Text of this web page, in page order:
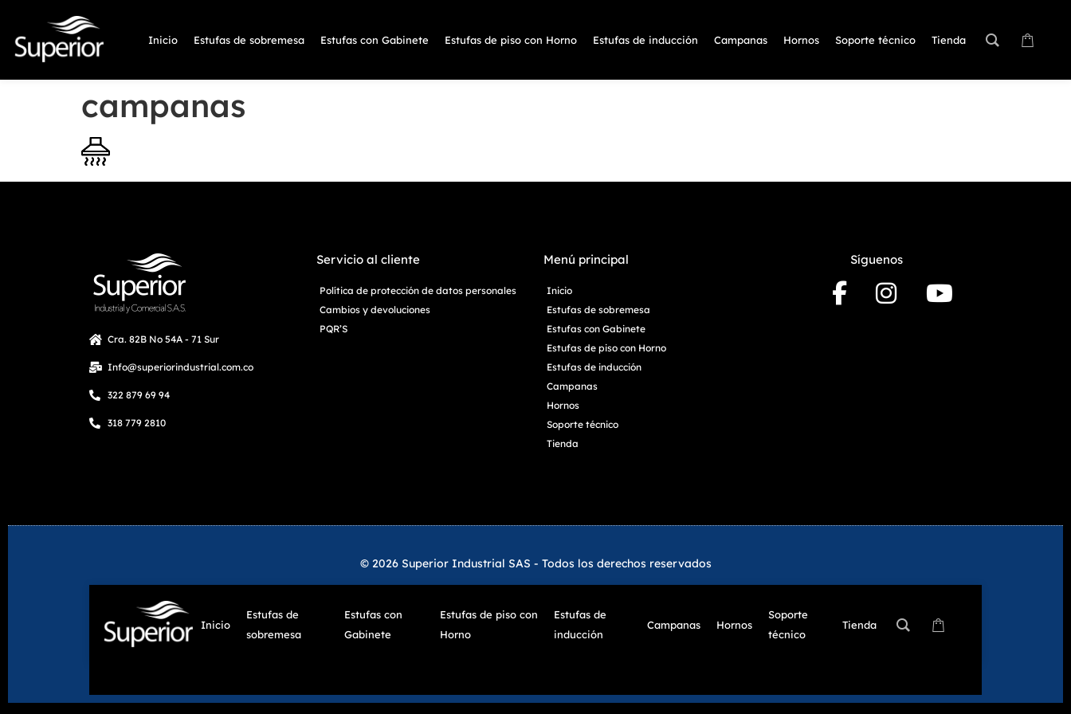
Inicio Estufas de sobremesa Estufas con Gabinete Estufas de piso con Horno Estufas de inducción Campanas Hornos Soporte técnico Tienda
campanas
Cra. 82B No 54A - 71 Sur
Info@superiorindustrial.com.co
322 879 69 94
318 779 2810
Servicio al cliente
Política de protección de datos personales
Cambios y devoluciones
PQR’S
Menú principal
Inicio
Estufas de sobremesa
Estufas con Gabinete
Estufas de piso con Horno
Estufas de inducción
Campanas
Hornos
Soporte técnico
Tienda
Síguenos
© 2026 Superior Industrial SAS - Todos los derechos reservados
Inicio
Estufas de
sobremesa
Estufas con
Gabinete
Estufas de piso con
Horno
Estufas de
inducción
Campanas Hornos
Soporte
técnico
Tienda